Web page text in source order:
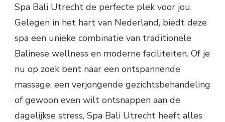
Spa Bali Utrecht de perfecte plek voor jou.
Gelegen in het hart van Nederland, biedt deze
spa een unieke combinatie van traditionele
Balinese wellness en moderne faciliteiten. Of je
nu op zoek bent naar een ontspannende
massage, een verjongende gezichtsbehandeling
of gewoon even wilt ontsnappen aan de
dagelijkse stress, Spa Bali Utrecht heeft alles